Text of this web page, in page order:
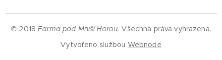
© 2018Farma pod Mniší Horou. Všechna práva vyhrazena.
Vytvořeno službou Webnode